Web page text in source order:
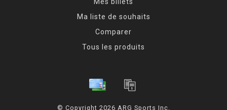
Mes billets
Ma liste de souhaits
Comparer
Tous les produits
© Copyright 2026 ARG Sports Inc.